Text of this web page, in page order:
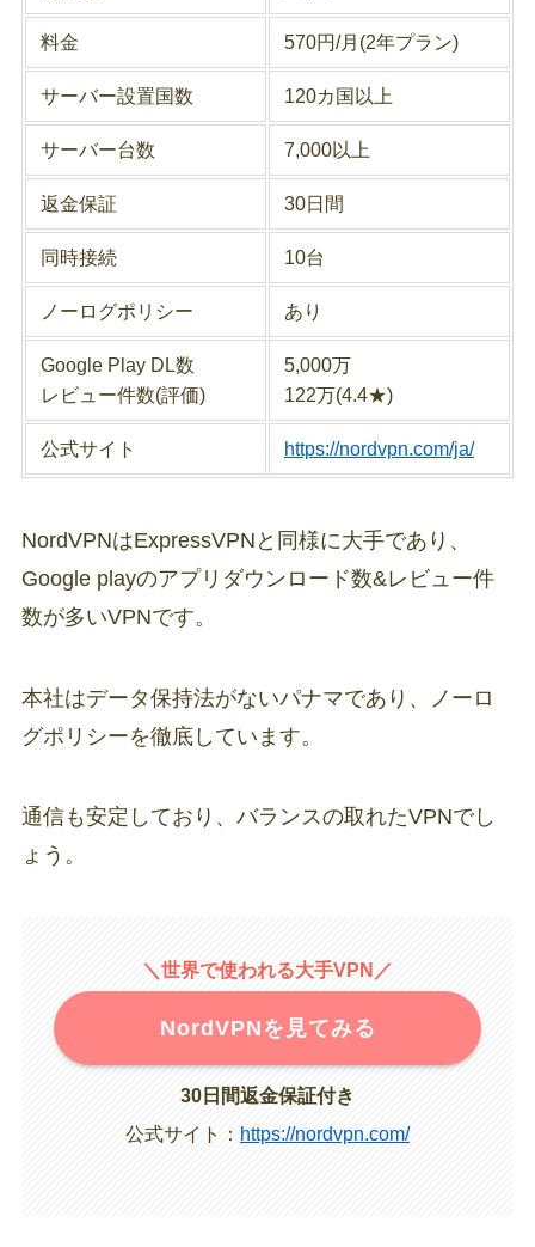
料金 570円/月(2年プラン)
サーバー設置国数 120カ国以上
サーバー台数 7,000以上
返金保証 30日間
同時接続 10台
ノーログポリシー あり
Google Play DL数
レビュー件数(評価)
5,000万
122万(4.4★)
公式サイト https://nordvpn.com/ja/
NordVPNはExpressVPNと同様に大手であり、
Google playのアプリダウンロード数&レビュー件
数が多いVPNです。
本社はデータ保持法がないパナマであり、ノーロ
グポリシーを徹底しています。
通信も安定しており、バランスの取れたVPNでし
ょう。
＼世界で使われる大手VPN／
NordVPNを見てみる
30日間返金保証付き
公式サイト： https://nordvpn.com/